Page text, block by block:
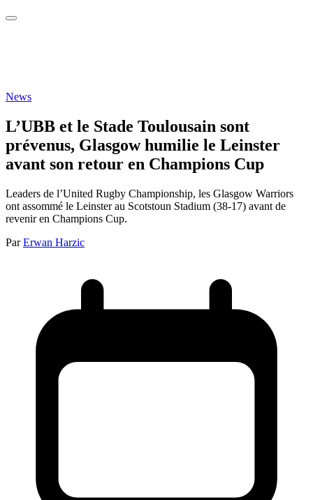
News
L’UBB et le Stade Toulousain sont
prévenus, Glasgow humilie le Leinster
avant son retour en Champions Cup
Leaders de l’United Rugby Championship, les Glasgow Warriors
ont assommé le Leinster au Scotstoun Stadium (38-17) avant de
revenir en Champions Cup.
Par Erwan Harzic